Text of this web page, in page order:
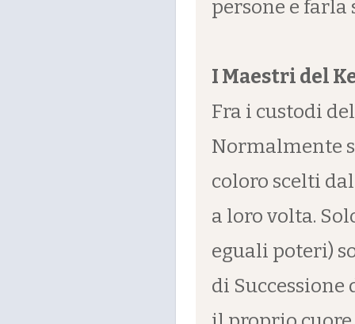
persone e
I Maestri del
Fra i custodi
Normalmente
coloro scelti
a loro volta.
eguali poteri)
di